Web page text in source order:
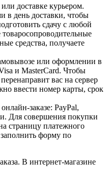
доставке курьером.
в день доставки, чтобы
сдачу с любой
средства, получаете
или оформлении в
и MasterCard. Чтобы
вас на сервер
ввести номер карты, срок
заказе: PayPal,
Для совершения покупки
страницу платежного
форму по
В интернет-магазине